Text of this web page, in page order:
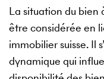
La situation du bien
être considérée en
immobilier suisse. Il
dynamique qui